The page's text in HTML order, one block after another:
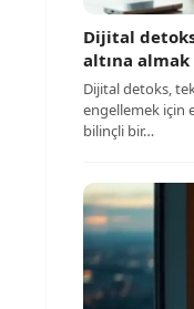
Dijital
altına almak
Dijital detoks,
engellemek için
bilinçli bir…